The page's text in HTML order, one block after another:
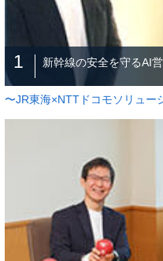
1 新幹線の安全を守るAI
〜JR東海×NTTドコモソリュー